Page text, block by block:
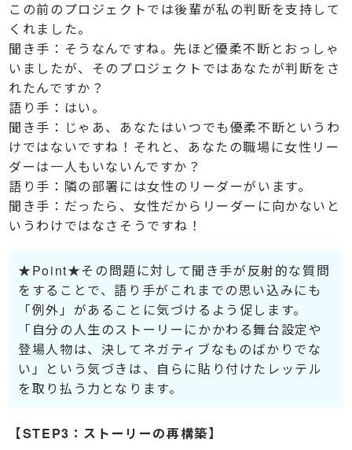
この前のプロジェクトでは後輩が私の判断を支持して
くれました。
聞き手：そうなんですね。先ほど優柔不断とおっしゃ
いましたが、そのプロジェクトではあなたが判断をさ
れたんですか？
語り手：はい。
聞き手：じゃあ、あなたはいつでも優柔不断というわ
けではないですね！それと、あなたの職場に女性リー
ダーは一人もいないんですか？
語り手：隣の部署には女性のリーダーがいます。
聞き手：だったら、女性だからリーダーに向かないと
いうわけではなさそうですね！
★Point★その問題に対して聞き手が反射的な質問
をすることで、語り手がこれまでの思い込みにも
「例外」があることに気づけるよう促します。
「自分の人生のストーリーにかかわる舞台設定や
登場人物は、決してネガティブなものばかりでな
い」という気づきは、自らに貼り付けたレッテル
を取り払う力となります。
【STEP3：ストーリーの再構築】